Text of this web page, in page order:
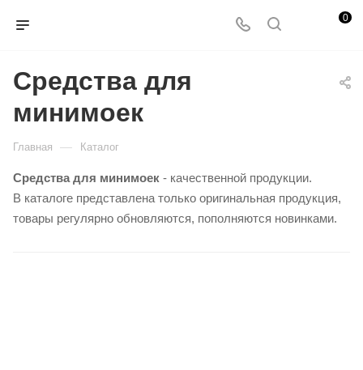
0
Средства для
минимоек
Главная — Каталог
Средства для минимоек - качественной продукции.
В каталоге представлена только оригинальная продукция,
товары регулярно обновляются, пополняются новинками.